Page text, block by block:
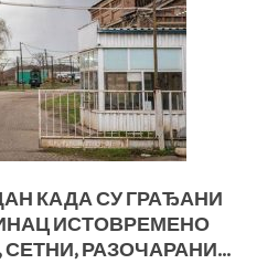
КАДА СУ ГРАЂАНИ
ИСТОВРЕМЕНО
РАЗОЧАРАНИ…